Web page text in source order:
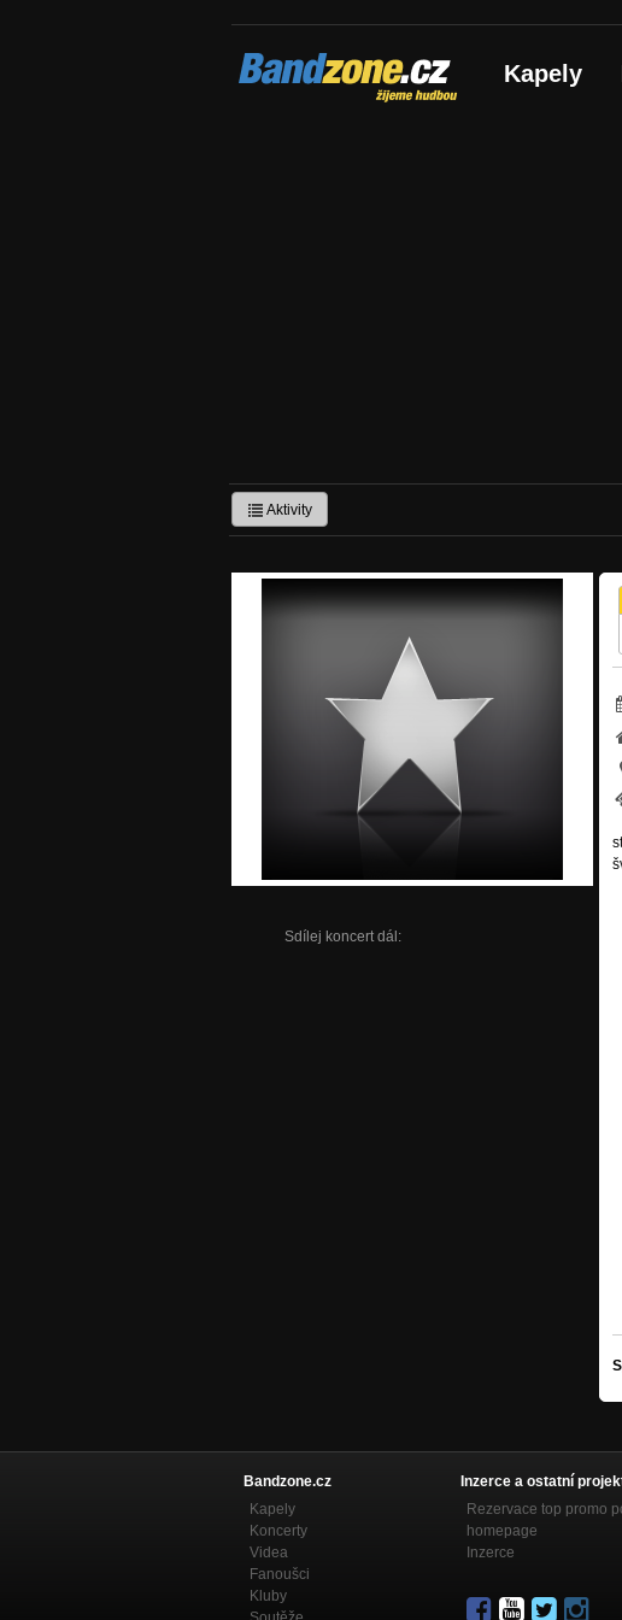
Bandzone.cz
žijeme hudbou Kapely
Aktivity
Sdílej koncert dál:
Bandzone.cz
Kapely
Koncerty
Videa
Fanoušci
Kluby
Inzerce a ostatní
Rezervace top promo
homepage
Inzerce